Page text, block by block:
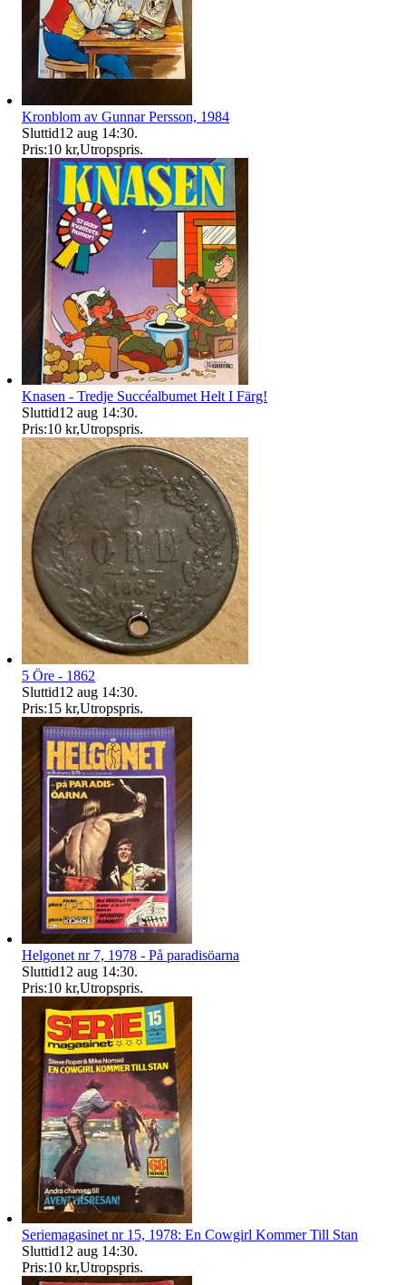
Kronblom av Gunnar Persson, 1984
Sluttid12 aug 14:30.
Pris:10 kr,Utropspris.
Knasen - Tredje Succéalbumet Helt I Färg!
Sluttid12 aug 14:30.
Pris:10 kr,Utropspris.
5 Öre - 1862
Sluttid12 aug 14:30.
Pris:15 kr,Utropspris.
Helgonet nr 7, 1978 - På paradisöarna
Sluttid12 aug 14:30.
Pris:10 kr,Utropspris.
Seriemagasinet nr 15, 1978: En Cowgirl Kommer Till Stan
Sluttid12 aug 14:30.
Pris:10 kr,Utropspris.